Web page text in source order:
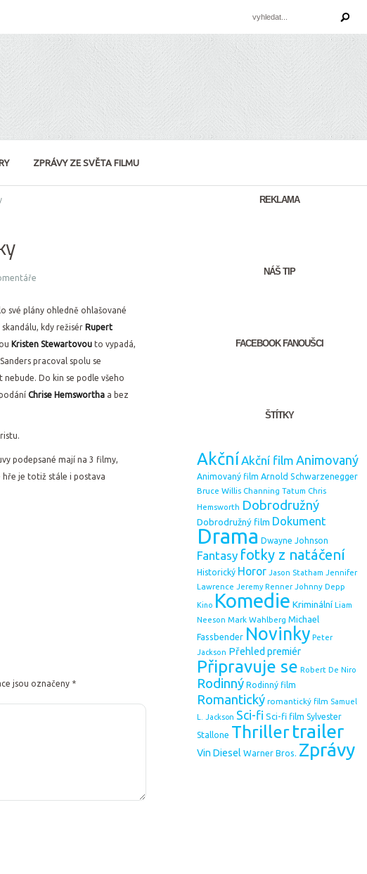
ZPRÁVY ZE SVĚTA FILMU
své plány ohledně ohlašované
kdy režisér Rupert
Kristen Stewartovou to vypadá,
pracoval spolu se
nebude. Do kin se podle všeho
Chrise Hemswortha a bez
podepsané mají na 3 filmy,
hře je totiž stále i postava
jsou označeny *
REKLAMA
NÁŠ TIP
FACEBOOK FANOUŠCI
ŠTÍTKY
AkčníAkční film Animovaný
Animovaný film Arnold Schwarzenegger
Bruce Willis Channing Tatum Chris
Hemsworth Dobrodružný
Dobrodružný film Dokument
Drama Dwayne Johnson
Fantasy fotky z natáčení
Historický Horor Jason Statham Jennifer
Lawrence Jeremy Renner Johnny Depp
Kino Komedie Kriminální Liam
Neeson Mark Wahlberg Michael
Fassbender Novinky Peter
Jackson Přehled premiér
Připravuje se Robert De Niro
Rodinný Rodinný film
Romantický romantický film Samuel
L. Jackson Sci-fi Sci-fi film Sylvester
Stallone Thrillertrailer
Vin Diesel Warner Bros. Zprávy